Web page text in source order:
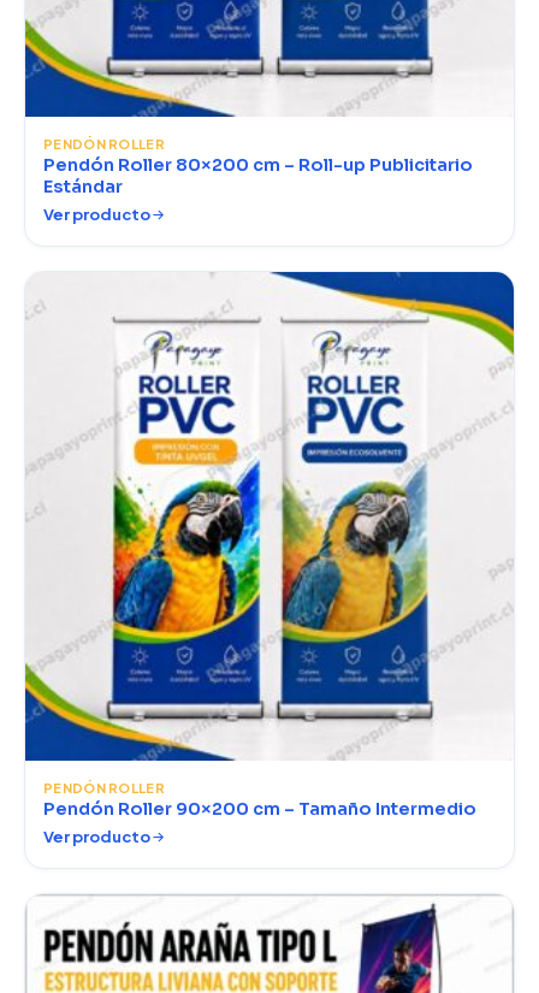
PENDÓN ROLLER
Pendón Roller 80×200 cm – Roll-up Publicitario
Estándar
Ver producto
PENDÓN ROLLER
Pendón Roller 90×200 cm – Tamaño Intermedio
Ver producto